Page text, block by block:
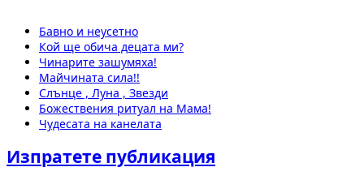
Бавно и неусетно
Кой ще обича децата ми?
Чинарите зашумяха!
Майчината сила!!
Слънце , Луна , Звезди
Божествения ритуал на Мама!
Чудесата на канелата
Изпратете публикация